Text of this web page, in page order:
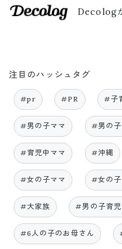
Decolog
注目のハッシュタグ
#pr #PR #子
#男の子ママ #男の子
#育児中ママ #沖縄
#女の子ママ #女の子
#大家族 #男の子育児
#6人の子のお母さん